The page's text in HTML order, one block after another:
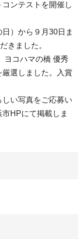
ンテストを開催し
）から９月30日ま
きました。
ヨコハマの橋 優秀
選しました。入賞
い写真をご応募い
HPにて掲載しま